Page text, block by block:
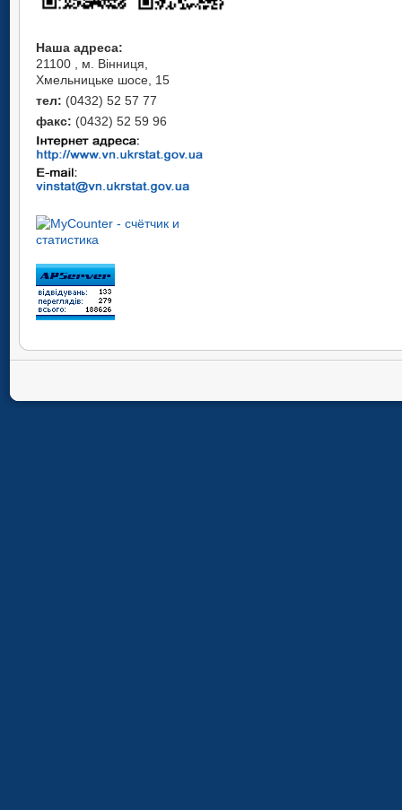
Наша адреса:
21100 , м. Вінниця,
Хмельницьке шосе, 15
тел: (0432) 52 57 77
факс: (0432) 52 59 96